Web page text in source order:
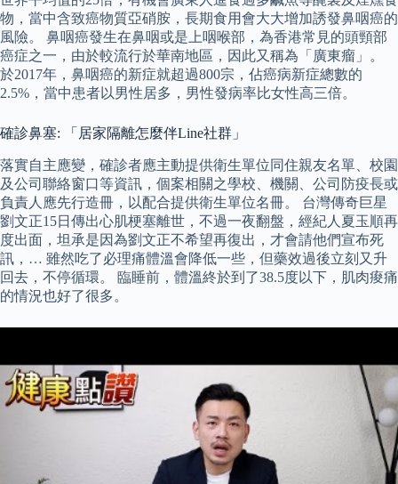
物，當中含致癌物質亞硝胺，長期食用會大大增加誘發鼻咽癌的
風險。 鼻咽癌發生在鼻咽或是上咽喉部，為香港常見的頭頸部
癌症之一，由於較流行於華南地區，因此又稱為「廣東瘤」。
於2017年，鼻咽癌的新症就超過800宗，佔癌病新症總數的
2.5%，當中患者以男性居多，男性發病率比女性高三倍。
確診鼻塞: 「居家隔離怎麼伴Line社群」
落實自主應變，確診者應主動提供衛生單位同住親友名單、校園
及公司聯絡窗口等資訊，個案相關之學校、機關、公司防疫長或
負責人應先行造冊，以配合提供衛生單位名冊。 台灣傳奇巨星
劉文正15日傳出心肌梗塞離世，不過一夜翻盤，經紀人夏玉順再
度出面，坦承是因為劉文正不希望再復出，才會請他們宣布死
訊，… 雖然吃了必理痛體溫會降低一些，但藥效過後立刻又升
回去，不停循環。 臨睡前，體溫終於到了38.5度以下，肌肉痠痛
的情況也好了很多。